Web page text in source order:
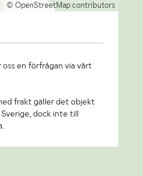
© OpenStreetMap contributors
en förfrågan via vårt
frakt gäller det objekt
dock inte till